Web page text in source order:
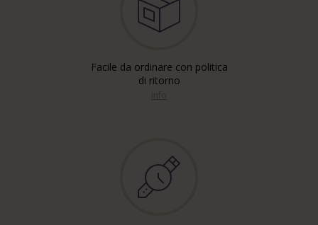
Facile da ordinare con politica
di ritorno